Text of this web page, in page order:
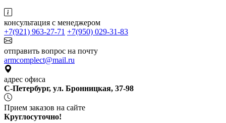
консультация с менеджером
+7(921) 963-27-71 +7(950) 029-31-83
отправить вопрос на почту
armcomplect@mail.ru
адрес офиса
С-Петербург, ул. Бронницкая, 37-98
Прием заказов на сайте
Круглосуточно!